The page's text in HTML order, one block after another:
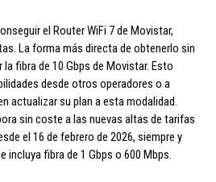
el Router WiFi 7 de Movistar,
La forma más directa de obtenerlo sin
fibra de 10 Gbps de Movistar. Esto
desde otros operadores o a
actualizar su plan a esta modalidad.
sin coste a las nuevas altas de tarifas
el 16 de febrero de 2026, siempre y
incluya fibra de 1 Gbps o 600 Mbps.